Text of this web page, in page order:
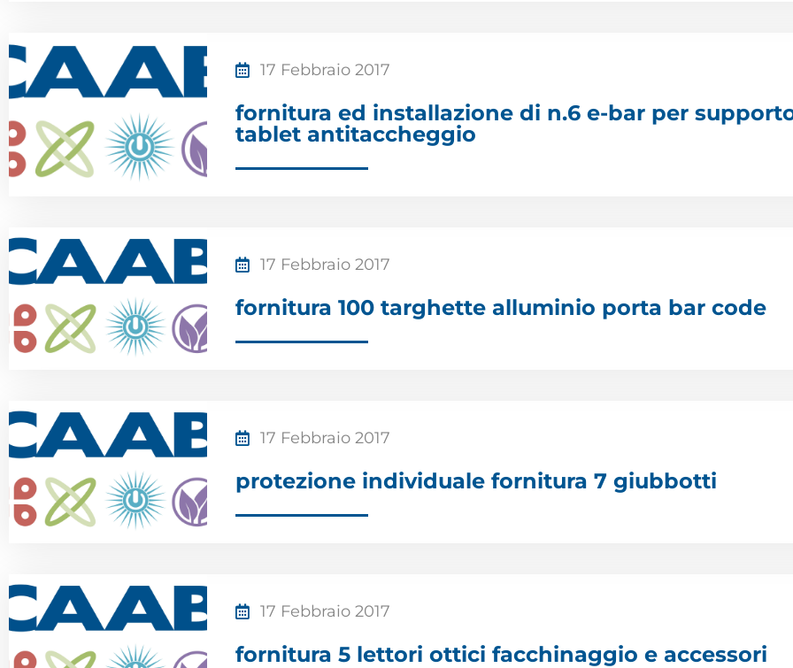
17 Febbraio 2017
fornitura ed installazione di n.6 e-bar per
tablet antitaccheggio
17 Febbraio 2017
fornitura 100 targhette alluminio porta bar code
17 Febbraio 2017
protezione individuale fornitura 7 giubbotti
17 Febbraio 2017
fornitura 5 lettori ottici facchinaggio e accessori